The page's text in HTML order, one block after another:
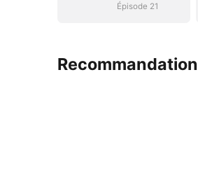
Épisode 21
Recommandation